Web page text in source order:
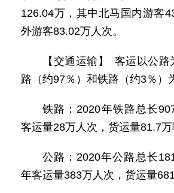
126.04万，其中北马国内游客
外游客83.02万人次。
【交通运输】 客运以公
路（约97％）和铁路（约3％）
铁路：2020年铁路总长
客运量28万人次，货运量81.7万
公路：2020年公路总长
年客运量383万人次，货运量